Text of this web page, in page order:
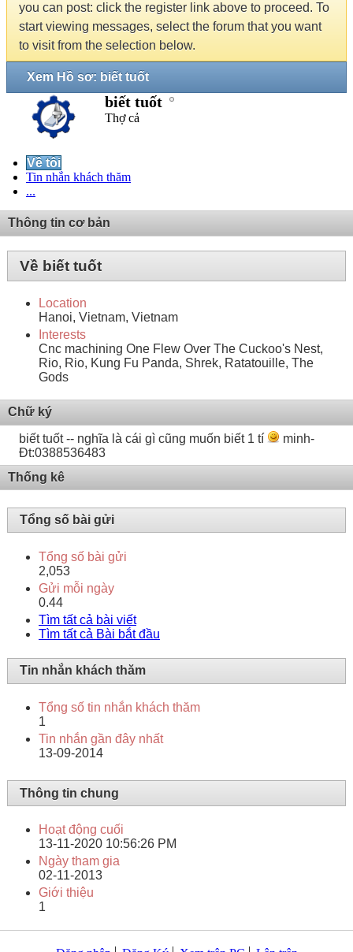
you can post: click the register link above to proceed. To
start viewing messages, select the forum that you want
to visit from the selection below.
Xem Hồ sơ: biết tuốt
biết tuốt
Thợ cả
Về tôi
Tin nhắn khách thăm
...
Thông tin cơ bản
Về biết tuốt
Location
Hanoi, Vietnam, Vietnam
Interests
Cnc machining One Flew Over The Cuckoo's Nest,
Rio, Rio, Kung Fu Panda, Shrek, Ratatouille, The
Gods
Chữ ký
biết tuốt -- nghĩa là cái gì cũng muốn biết 1 tí
minh-
Đt:0388536483
Thống kê
Tổng số bài gửi
Tổng số bài gửi
2,053
Gửi mỗi ngày
0.44
Tìm tất cả bài viết
Tìm tất cả Bài bắt đầu
Tin nhắn khách thăm
Tổng số tin nhắn khách thăm
1
Tin nhắn gần đây nhất
13-09-2014
Thông tin chung
Hoạt động cuối
13-11-2020 10:56:26 PM
Ngày tham gia
02-11-2013
Giới thiệu
1